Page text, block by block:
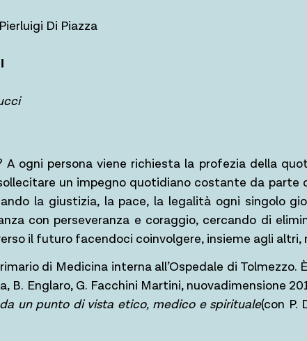
Di Piazza
ogni persona viene richiesta la profezia della
un impegno quotidiano costante da
la giustizia, la pace, la legalità ogni singolo
con perseveranza e coraggio, cercando di
il futuro facendoci coinvolgere, insieme agli altri,
di Medicina interna all’Ospedale di Tolmezzo.
B. Englaro, G. Facchini Martini, nuovadimensione
un punto di vista etico, medico e spirituale(con P.